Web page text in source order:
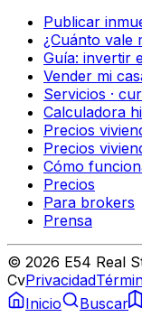
Publicar
¿Cuánto vale
Guía: invertir
Vender mi
Servicios ·
Calculadora
Precios
Precios
Cómo
Precios
Para brokers
Prensa
© 2026 E54 Real
CvPrivacidad
Inicio
Buscar